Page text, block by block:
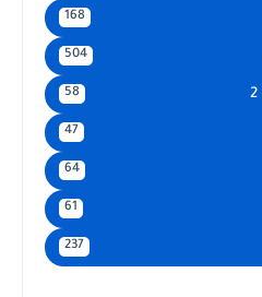
168
504
58
47
64
61
237